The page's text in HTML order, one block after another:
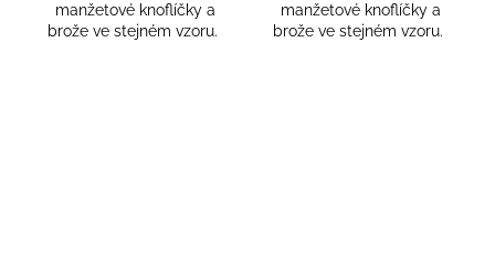
manžetové knoflíčky a
brože ve stejném vzoru.
manžetové knoflíčky a
brože ve stejném vzoru.